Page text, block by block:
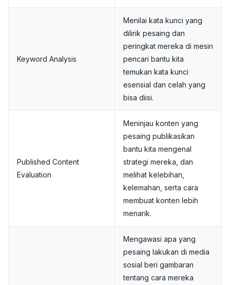
Keyword Analysis
Menilai kata kunci yang
dilirik pesaing dan
peringkat mereka di mesin
pencari bantu kita
temukan kata kunci
esensial dan celah yang
bisa diisi.
Published Content
Evaluation
Meninjau konten yang
pesaing publikasikan
bantu kita mengenal
strategi mereka, dan
melihat kelebihan,
kelemahan, serta cara
membuat konten lebih
menarik.
Mengawasi apa yang
pesaing lakukan di media
sosial beri gambaran
tentang cara mereka